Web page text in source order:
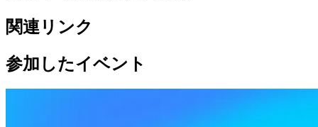
関連リンク
参加したイベント